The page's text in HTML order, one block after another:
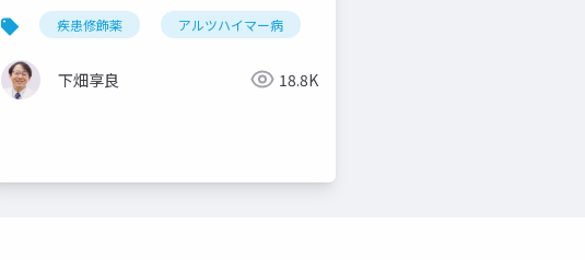
非運動症状
疾患修飾薬 アルツハイマー病
下畑享良 18.8K